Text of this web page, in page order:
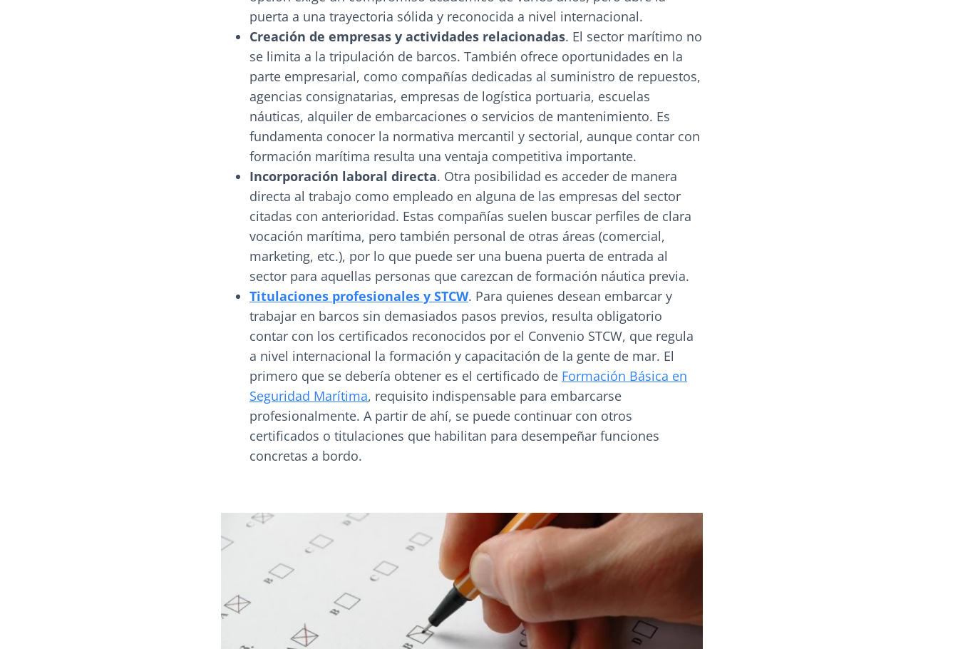
puerta a una trayectoria sólida y reconocida a nivel internacional.
Creación de empresas y actividades relacionadas. El sector marítimo no
se limita a la tripulación de barcos. También ofrece oportunidades en la
parte empresarial, como compañías dedicadas al suministro de repuestos,
agencias consignatarias, empresas de logística portuaria, escuelas
náuticas, alquiler de embarcaciones o servicios de mantenimiento. Es
fundamenta conocer la normativa mercantil y sectorial, aunque contar con
formación marítima resulta una ventaja competitiva importante.
Incorporación laboral directa. Otra posibilidad es acceder de manera
directa al trabajo como empleado en alguna de las empresas del sector
citadas con anterioridad. Estas compañías suelen buscar perfiles de clara
vocación marítima, pero también personal de otras áreas (comercial,
marketing, etc.), por lo que puede ser una buena puerta de entrada al
sector para aquellas personas que carezcan de formación náutica previa.
Titulaciones profesionales y STCW. Para quienes desean embarcar y
trabajar en barcos sin demasiados pasos previos, resulta obligatorio
contar con los certificados reconocidos por el Convenio STCW, que regula
a nivel internacional la formación y capacitación de la gente de mar. El
primero que se debería obtener es el certificado de Formación Básica en
Seguridad Marítima, requisito indispensable para embarcarse
profesionalmente. A partir de ahí, se puede continuar con otros
certificados o titulaciones que habilitan para desempeñar funciones
concretas a bordo.